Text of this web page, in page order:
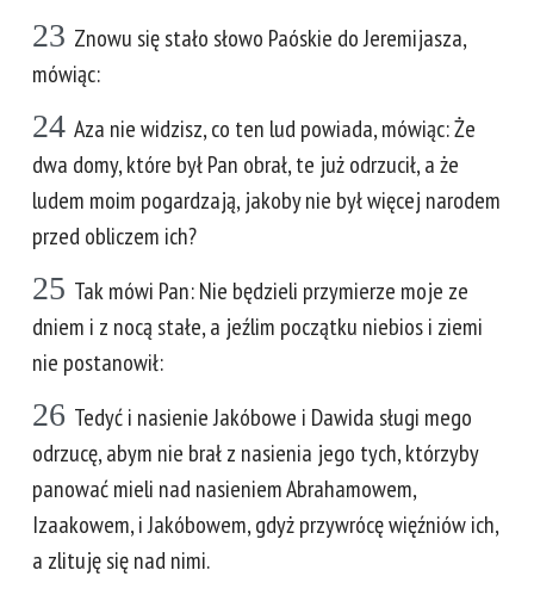
23 Znowu się stało słowo Paóskie do Jeremijasza,
mówiąc:
24 Aza nie widzisz, co ten lud powiada, mówiąc: Że
dwa domy, które był Pan obrał, te już odrzucił, a że
ludem moim pogardzają, jakoby nie był więcej narodem
przed obliczem ich?
25 Tak mówi Pan: Nie będzieli przymierze moje ze
dniem i z nocą stałe, a jeźlim początku niebios i ziemi
nie postanowił:
26 Tedyć i nasienie Jakóbowe i Dawida sługi mego
odrzucę, abym nie brał z nasienia jego tych, którzyby
panować mieli nad nasieniem Abrahamowem,
Izaakowem, i Jakóbowem, gdyż przywrócę więźniów ich,
a zlituję się nad nimi.